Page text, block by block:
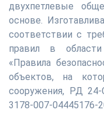
двухпетлевые
основе.
соответствии с
правил в
«Правила
объектов, на
сооружения, РД
3178-007-